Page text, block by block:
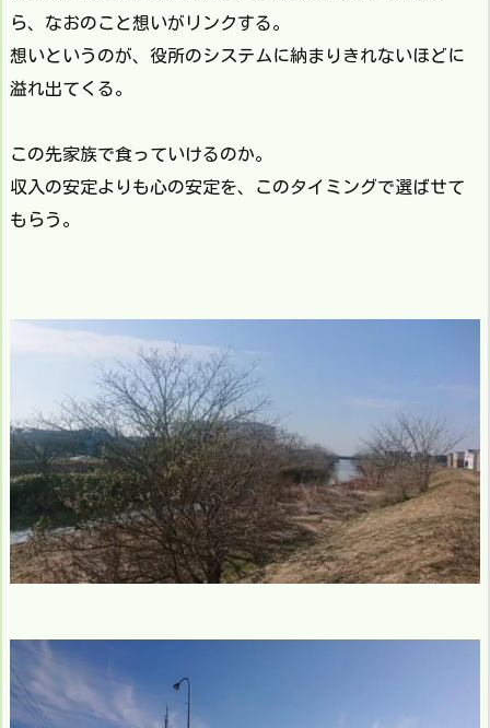
ら、なおのこと想いがリンクする。
想いというのが、役所のシステムに納まりきれないほどに
溢れ出てくる。
この先家族で食っていけるのか。
収入の安定よりも心の安定を、このタイミングで選ばせて
もらう。